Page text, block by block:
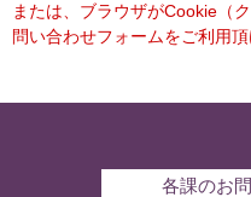
または、ブラウザがCookie（
問い合わせフォームをご利用頂
各課のお